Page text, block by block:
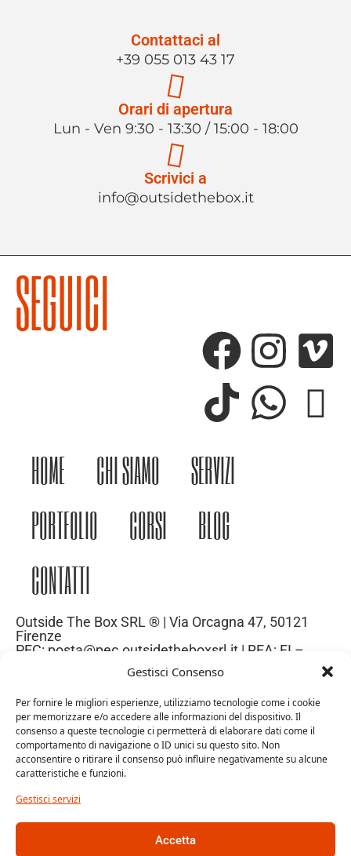
Gestisci Consenso
Per fornire le migliori esperienze, utilizziamo tecnologie come i cookie
per memorizzare e/o accedere alle informazioni del dispositivo. Il
consenso a queste tecnologie ci permetterà di elaborare dati come il
comportamento di navigazione o ID unici su questo sito. Non
acconsentire o ritirare il consenso può influire negativamente su alcune
caratteristiche e funzioni.
Gestisci servizi
Accetta
Contattaci al
+39 055 013 43 17
Orari di apertura
Lun - Ven 9:30 - 13:30 / 15:00 - 18:00
Scrivici a
info@outsidethebox.it
HOME CHI SIAMO
SERVIZI
PORTFOLIO
CORSI
BLOG
CONTATTI
Outside The Box SRL ® | Via Orcagna 47, 50121
Firenze
PEC: posta@pec.outsidetheboxsrl.it | REA: FI –
669971| P.IVA: 06969740486
Capitale Sociale: 10.000€
SEGUICI